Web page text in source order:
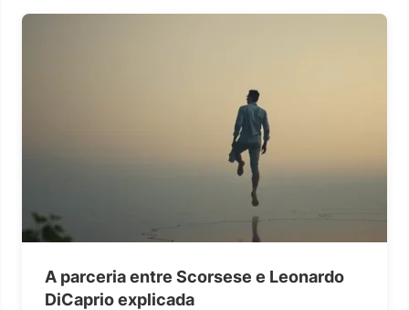
A parceria entre Scorsese e Leonardo
DiCaprio explicada